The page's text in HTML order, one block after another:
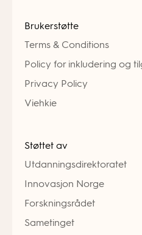
Brukerstøtte
Terms & Conditions
Policy for inkludering og
Privacy Policy
Viehkie
Støttet av
Utdanningsdirektoratet
Innovasjon Norge
Forskningsrådet
Sametinget